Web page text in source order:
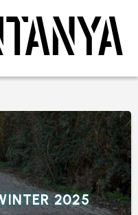
2025